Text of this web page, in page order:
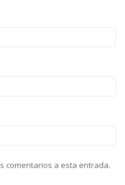
comentarios a esta entrada.